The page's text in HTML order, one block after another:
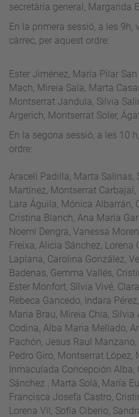
secretària general, Margarida
En la primera sessió, a les 9h,
càrrec, per aquest ordre:
Ester Jiménez, María Pilar
Mach, Mireia Sala, Marta
Montserrat Jandula, Silvia
Argerich, Montserrat Soler,
En la segona sessió, a les 10
ordre:
Araceli Padilla, Marta Salinas,
Martínez, Montserrat Carbajal,
Lara Águila, Mónica Albarrán,
Cristina Blanch, Ana María
Noemí Dengra, Vanessa
Freixa, Alicia Sánchez, Lorena
Laplana, Carolina González,
Badenas, Gemma Vallés,
Ester Monfort, Sílvia Vivé,
Rebeca Gancedo, Indara
Maria Brau, Mireia Chia, Silvia
Codina, Alba Maria Mellado,
Pachón, Jesus Raul
Pedro Giro, Montserrat López,
Inmaculada Concepción Alba,
Sánchez , Marta Solà, María
Francisca Josefa Castro,
Lorena Vil, Sofía Ciberio,